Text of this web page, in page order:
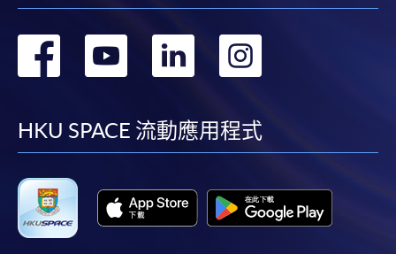
轉
facebook
轉
youtube
轉
linkedin
HKU SPACE 流動應用程式